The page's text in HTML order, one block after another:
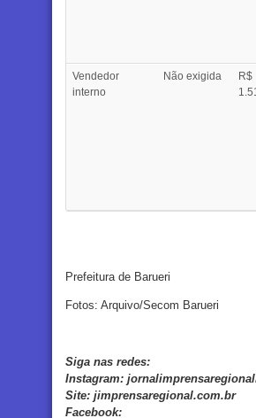
Vendedor
interno
Não exigida
R$
Prefeitura de Barueri
Fotos: Arquivo/Secom Barueri
Siga nas redes:
Instagram:
Site: jimprensaregional.com.br
Facebook: